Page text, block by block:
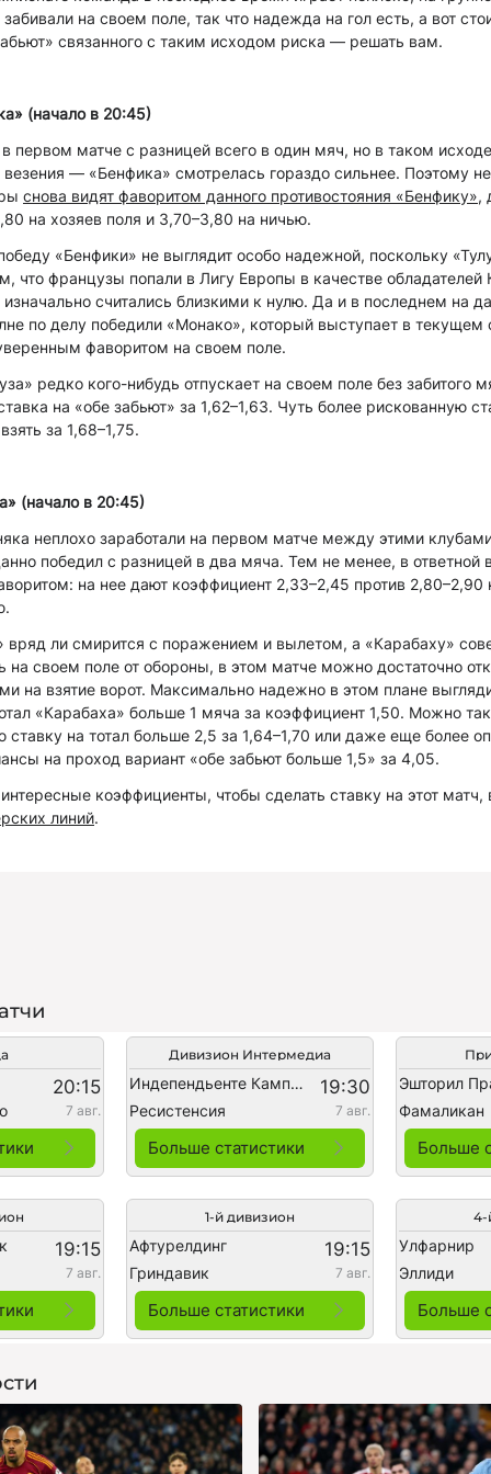
на своем поле, так что надежда на гол есть, а вот
связанного с таким исходом риска — решать вам.
(начало в 20:45)
в первом матче с разницей всего в один мяч, но в таком
везения — «Бенфика» смотрелась гораздо сильнее. Поэтому не
снова видят фаворитом данного противостояния «Бенфику»,
на хозяев поля и 3,70–3,80 на ничью.
«Бенфики» не выглядит особо надежной, поскольку
что французы попали в Лигу Европы в качестве обладателей
считались близкими к нулю. Да и в последнем на
по делу победили «Монако», который выступает в текущем
фаворитом на своем поле.
редко кого-нибудь отпускает на своем поле без забитого
на «обе забьют» за 1,62–1,63. Чуть более рискованную
за 1,68–1,75.
(начало в 20:45)
неплохо заработали на первом матче между этими
победил с разницей в два мяча. Тем не менее, в ответной
на нее дают коэффициент 2,33–2,45 против 2,80–2,90
вряд ли смирится с поражением и вылетом, а «Карабаху»
на своем поле от обороны, в этом матче можно достаточно
на взятие ворот. Максимально надежно в этом плане
«Карабаха» больше 1 мяча за коэффициент 1,50. Можно
ставку на тотал больше 2,5 за 1,64–1,70 или даже еще более
на проход вариант «обе забьют больше 1,5» за 4,05.
коэффициенты, чтобы сделать ставку на этот
линий.
20:15
7 авг.
Дивизион Интермедиа
Индепендьенте Кампо Гранде 19:30
Ресистенсия 7 авг.
Больше статистики
Эшторил
Фамаликан
Больше
19:15
7 авг.
1-й дивизион
Афтурелдинг 19:15
Гриндавик 7 авг.
Больше статистики
4-
Улфарнир
Эллиди
Больше